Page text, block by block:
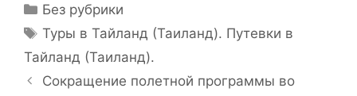
Без рубрики
Туры в Тайланд (Таиланд). Путевки в
Тайланд (Таиланд).
Сокращение полетной программы во